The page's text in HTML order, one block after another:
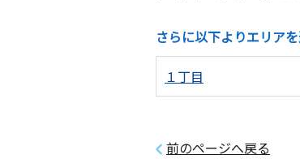
さらに以下よりエリア
１丁目
前のページへ戻る